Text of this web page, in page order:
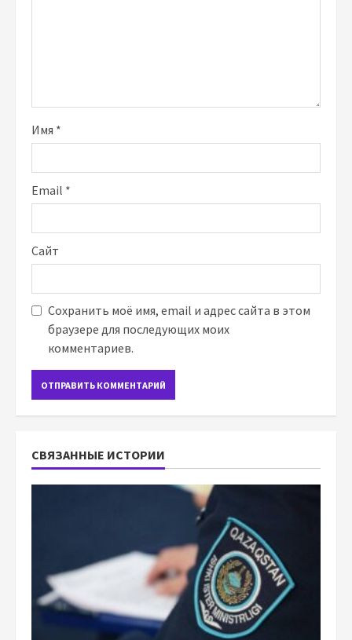
Имя *
Email *
Сайт
Сохранить моё имя, email и адрес сайта в этом
браузере для последующих моих
комментариев.
СВЯЗАННЫЕ ИСТОРИИ